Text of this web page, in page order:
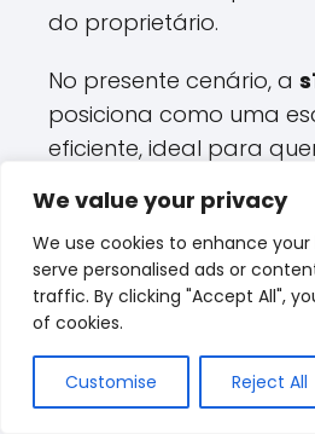
We value your privacy
We use cookies to enhance
serve personalised ads or
traffic. By clicking "Accept All",
of cookies.
Customise Reject All
do proprietário.
No presente cenário, a
posiciona como uma
eficiente, ideal para
conforto e tecnologia.
apenas atende às
trabalho pesado, mas
proporciona uma
direção agradável e